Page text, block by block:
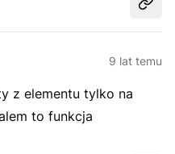
9 lat temu
z elementu tylko na
to funkcja